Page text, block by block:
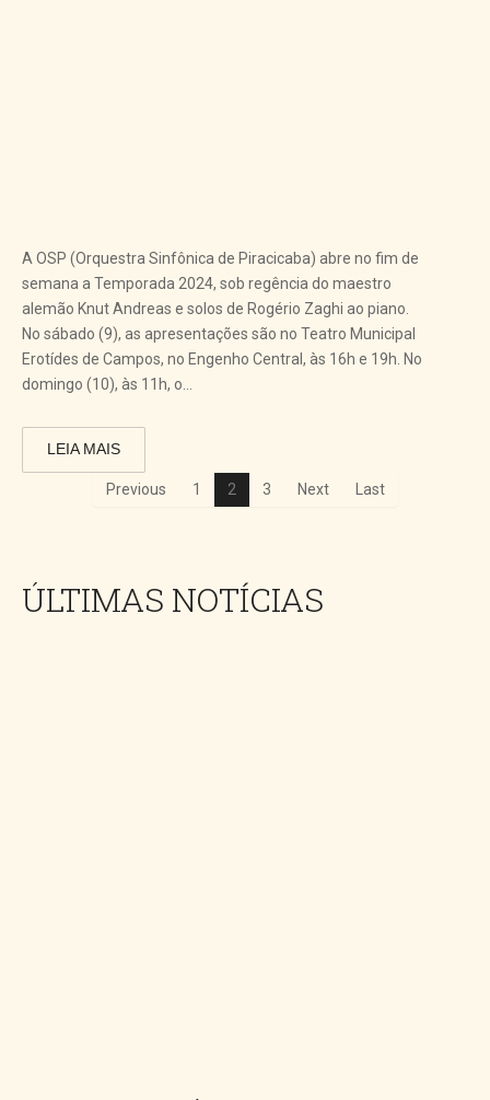
A OSP (Orquestra Sinfônica de Piracicaba) abre no fim de
semana a Temporada 2024, sob regência do maestro
alemão Knut Andreas e solos de Rogério Zaghi ao piano.
No sábado (9), as apresentações são no Teatro Municipal
Erotídes de Campos, no Engenho Central, às 16h e 19h. No
domingo (10), às 11h, o...
LEIA MAIS
Previous 1 2 3 Next Last
ÚLTIMAS NOTÍCIAS